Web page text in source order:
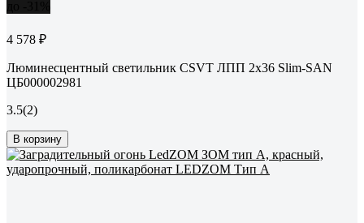
4 578 ₽
Люминесцентный светильник CSVT ЛПП 2x36 Slim-SAN
ЦБ000002981
3.5(2)
В корзину